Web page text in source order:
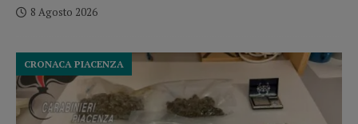
8 Agosto 2026
CRONACA PIACENZA